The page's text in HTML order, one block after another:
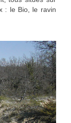
: le Bio, le ravin